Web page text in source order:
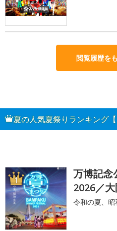
閲覧履歴を
夏の人気夏祭りランキング
1
万博記念
2026／
令和の夏、昭